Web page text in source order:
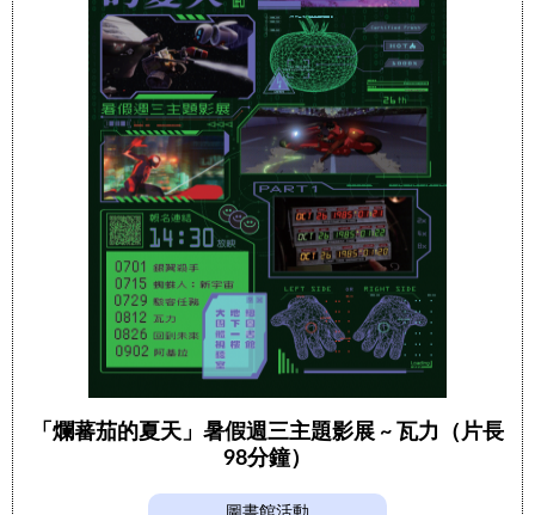
「爛蕃茄的夏天」暑假週三主題影展 ~ 瓦力（片長
98分鐘）